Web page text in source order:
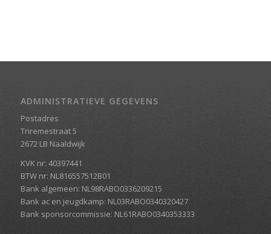
ADMINISTRATIEVE GEGEVENS
Postadres
Triremestraat 5
2672 LB Naaldwijk
KVK nr: 40397441
BTW nr: NL816557512B01
Bank algemeen: NL98RABO0336209215
Bank ac en jeugdkamp: NL03RABO0340320427
Bank sponsorcommissie: NL61RABO0340353333